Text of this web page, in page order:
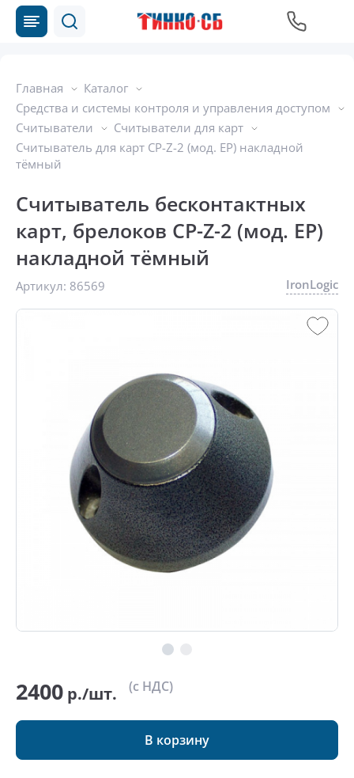
Главная
Каталог
Средства и системы контроля и управления доступом
Считыватели
Считыватели для карт
Считыватель для карт CP-Z-2 (мод. EP) накладной
тёмный
Считыватель бесконтактных
карт, брелоков CP-Z-2 (мод. EP)
накладной тёмный
Артикул: 86569 IronLogic
2400 р./шт. (с НДС)
В корзину